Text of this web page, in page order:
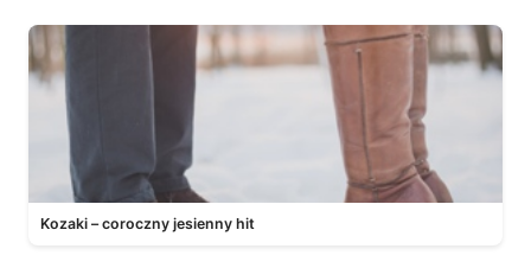
Kozaki – coroczny jesienny hit